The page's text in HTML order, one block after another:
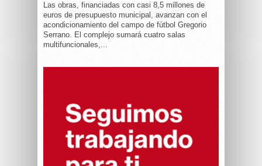
Las obras, financiadas con casi 8,5 millones de
euros de presupuesto municipal, avanzan con el
acondicionamiento del campo de fútbol Gregorio
Serrano. El complejo sumará cuatro salas
multifuncionales,...